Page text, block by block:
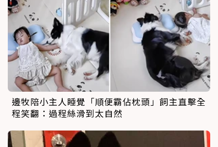
邊牧陪小主人睡覺「順便霸佔枕頭」飼主直擊全
程笑翻：過程絲滑到太自然